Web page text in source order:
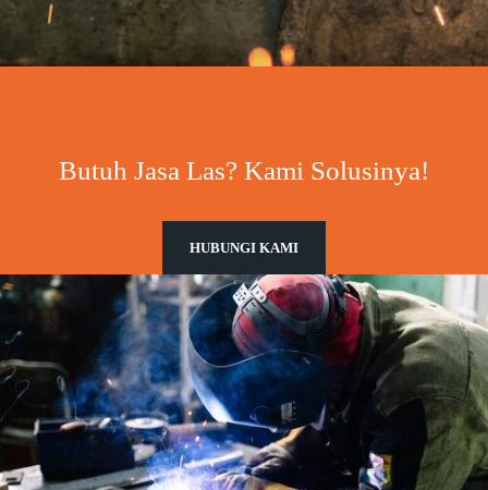
Butuh Jasa Las? Kami Solusinya!
HUBUNGI KAMI